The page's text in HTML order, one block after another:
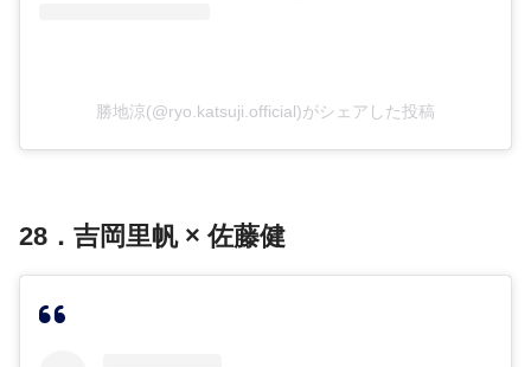
勝地涼(@ryo.katsuji.official)がシェアした投稿
28．吉岡里帆 × 佐藤健